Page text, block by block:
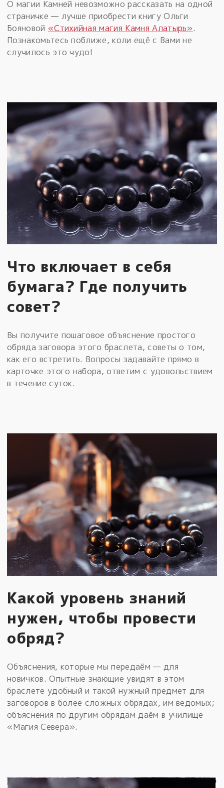
О магии Камней невозможно рассказать на одной
страничке — лучше приобрести книгу Ольги
Бояновой «Стихийная магия Камня Алатырь».
Познакомьтесь поближе, коли ещё с Вами не
случилось это чудо!
Что включает в себя
бумага? Где получить
совет?
Вы получите пошаговое объяснение простого
обряда заговора этого браслета, советы о том,
как его встретить. Вопросы задавайте прямо в
карточке этого набора, ответим с удовольствием
в течение суток.
Какой уровень знаний
нужен, чтобы провести
обряд?
Объяснения, которые мы передаём — для
новичков. Опытные знающие увидят в этом
браслете удобный и такой нужный предмет для
заговоров в более сложных обрядах, им ведомых;
объяснения по другим обрядам даём в училище
«Магия Севера».